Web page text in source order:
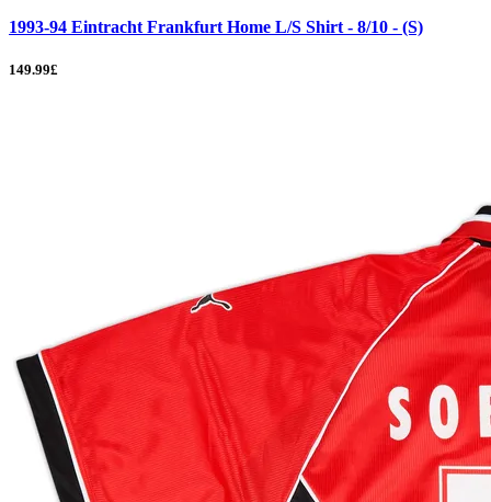
1993-94 Eintracht Frankfurt Home L/S Shirt - 8/10 - (S)
149.99£